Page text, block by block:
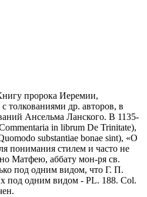
пророка Иеремии,
толкованиями др. авторов, в
Ансельма Ланского. В 1135-
in librum De Trinitate),
substantiae bonae sint), «О
понимания стилем и часто не
Матфею, аббату мон-ря св.
под одним видом, что Г. П.
под одним видом - PL. 188. Col.